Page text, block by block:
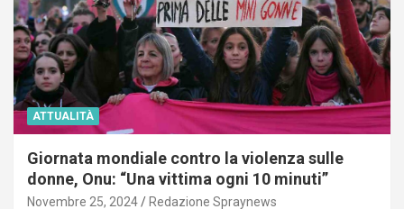
ATTUALITÀ
Giornata mondiale contro la violenza sulle
donne, Onu: “Una vittima ogni 10 minuti”
Novembre 25, 2024 Redazione Spraynews